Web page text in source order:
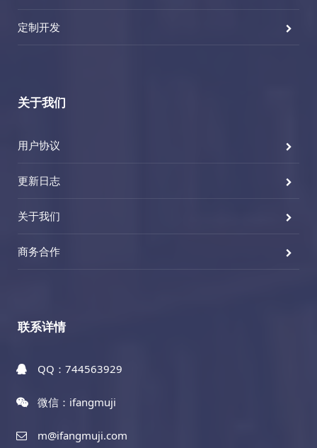
定制开发
关于我们
用户协议
更新日志
关于我们
商务合作
联系详情
QQ：744563929
微信：ifangmuji
m@ifangmuji.com